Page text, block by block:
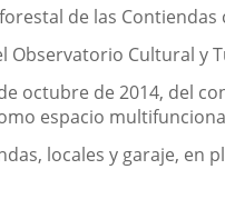
de las Contiendas
Cultural y
octubre de 2014, del
espacio
locales y garaje, en